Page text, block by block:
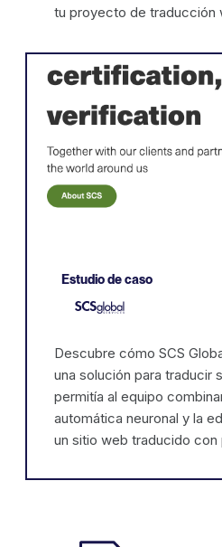
tu proyecto de traducción
Estudio de caso
Descubre cómo SCS
una solución para traducir
permitía al equipo
automática neuronal y la
un sitio web traducido